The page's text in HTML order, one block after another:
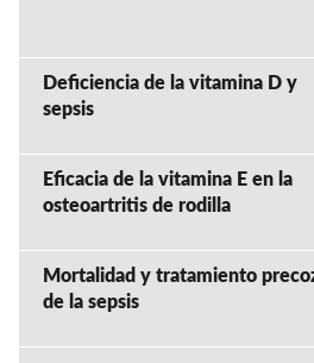
Deficiencia de la vitamina D y
sepsis
Eficacia de la vitamina E en la
osteoartritis de rodilla
Mortalidad y tratamiento
de la sepsis